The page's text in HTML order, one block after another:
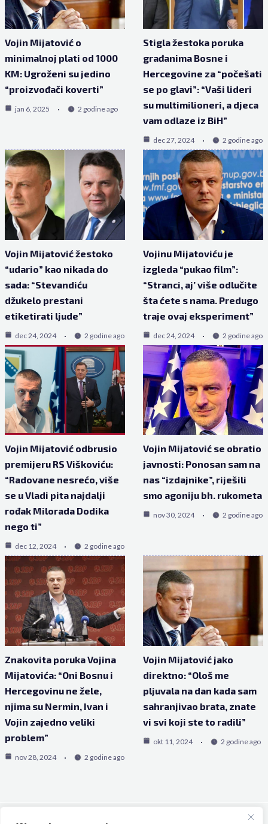
Vojin Mijatović o
minimalnoj plati od 1000
KM: Ugroženi su jedino
“proizvođači koverti”
jan 6, 2025 2 godine ago
Stigla žestoka poruka
građanima Bosne i
Hercegovine za “počešati
se po glavi”: “Vaši lideri
su multimilioneri, a djeca
vam odlaze iz BiH”
dec 27, 2024 2 godine ago
Vojin Mijatović žestoko
“udario” kao nikada do
sada: “Stevandiću
džukelo prestani
etiketirati ljude”
dec 24, 2024 2 godine ago
Vojinu Mijatoviću je
izgleda “pukao film”:
“Stranci, aj’ više odlučite
šta ćete s nama. Predugo
traje ovaj eksperiment”
dec 24, 2024 2 godine ago
Vojin Mijatović odbrusio
premijeru RS Viškoviću:
“Radovane nesrećo, više
se u Vladi pita najdalji
rođak Milorada Dodika
nego ti”
dec 12, 2024 2 godine ago
Vojin Mijatović se obratio
javnosti: Ponosan sam na
nas “izdajnike”, riješili
smo agoniju bh. rukometa
nov 30, 2024 2 godine ago
Znakovita poruka Vojina
Mijatovića: “Oni Bosnu i
Hercegovinu ne žele,
njima su Nermin, Ivan i
Vojin zajedno veliki
problem”
nov 28, 2024 2 godine ago
Vojin Mijatović jako
direktno: “Ološ me
pljuvala na dan kada sam
sahranjivao brata, znate
vi svi koji ste to radili”
okt 11, 2024 2 godine ago